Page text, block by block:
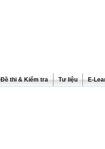
Đề thi & Kiểm tra Tư liệu E-